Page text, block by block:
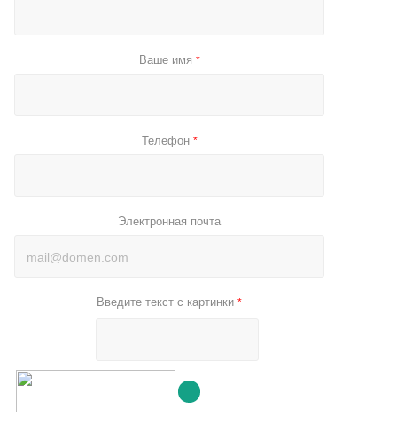
Ваше имя *
Телефон *
Электронная почта
Введите текст с картинки *